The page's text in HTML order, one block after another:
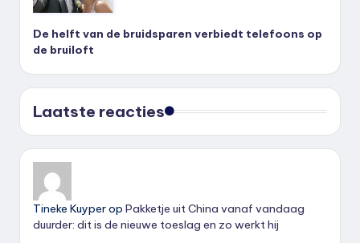
De helft van de bruidsparen verbiedt telefoons op
de bruiloft
Laatste reacties
Tineke Kuyperop Pakketje uit China vanaf vandaag
duurder: dit is de nieuwe toeslag en zo werkt hij